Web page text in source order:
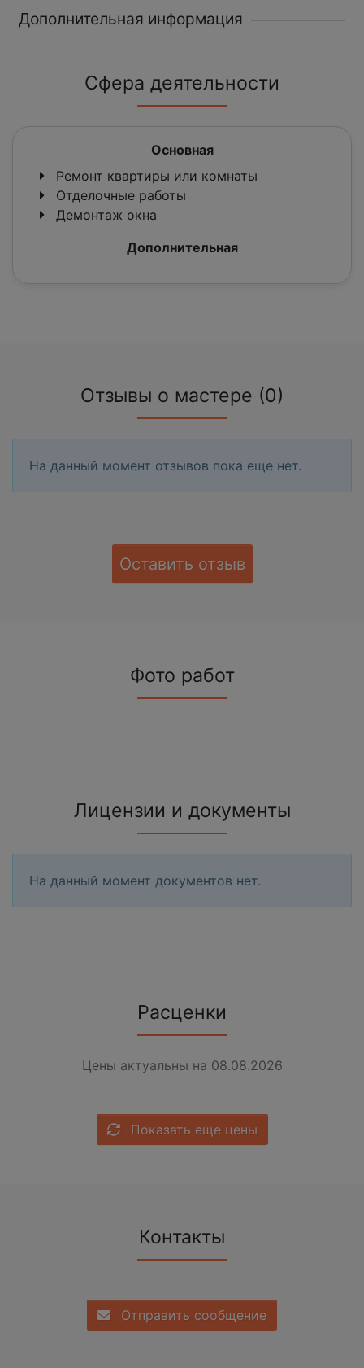
Дополнительная информация
Сфера деятельности
Основная
Ремонт квартиры или комнаты
Отделочные работы
Демонтаж окна
Дополнительная
Отзывы о мастере (0)
На данный момент отзывов пока еще нет.
Оставить отзыв
Фото работ
Лицензии и документы
На данный момент документов нет.
Расценки
Цены актуальны на 08.08.2026
Показать еще цены
Контакты
Отправить сообщение